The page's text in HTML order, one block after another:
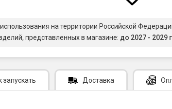
на территории Российской
представленных в магазине: до 2027 - 2029
запускать Доставка